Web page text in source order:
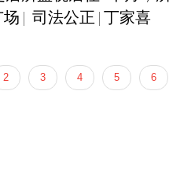
场 司法公正 丁家喜
2 3 4 5 6